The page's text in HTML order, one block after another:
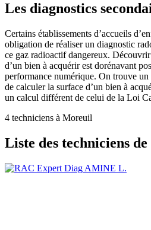
Les diagnostics
Certains établissements d’accueils
obligation de réaliser un diagnostic
ce gaz radioactif dangereux.
d’un bien à acquérir est dorénavant
performance numérique. On trouve
de calculer la surface d’un bien à
un calcul différent de celui de la Loi
4 techniciens à Moreuil
Liste des techniciens
AMINE L.